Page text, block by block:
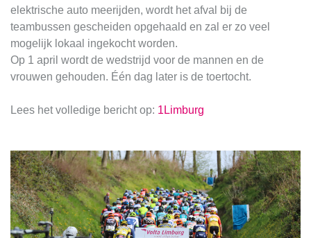
elektrische auto meerijden, wordt het afval bij de
teambussen gescheiden opgehaald en zal er zo veel
mogelijk lokaal ingekocht worden.
Op 1 april wordt de wedstrijd voor de mannen en de
vrouwen gehouden. Één dag later is de toertocht.
Lees het volledige bericht op: 1Limburg